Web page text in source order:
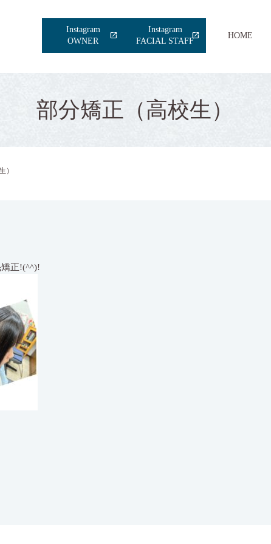
Instagram
OWNER
Instagram
FACIAL STAFF
HOME
部分矯正（高校生）
）
正!(^^)!